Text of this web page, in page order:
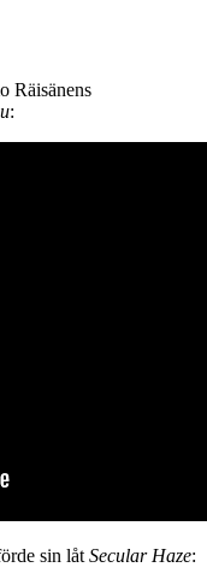
Räisänens
:
sin låt Secular Haze: